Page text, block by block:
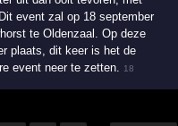
event zal op 18 september
te Oldenzaal. Op deze
plaats, dit keer is het de
event neer te zetten.
18